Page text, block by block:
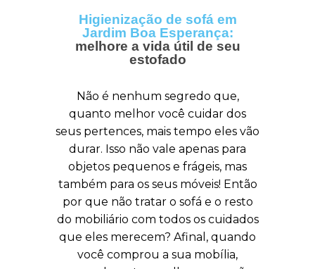
Higienização de sofá em
Jardim Boa Esperança:
melhore a vida útil de seu
estofado
Não é nenhum segredo que,
quanto melhor você cuidar dos
seus pertences, mais tempo eles vão
durar. Isso não vale apenas para
objetos pequenos e frágeis, mas
também para os seus móveis! Então
por que não tratar o sofá e o resto
do mobiliário com todos os cuidados
que eles merecem? Afinal, quando
você comprou a sua mobília,